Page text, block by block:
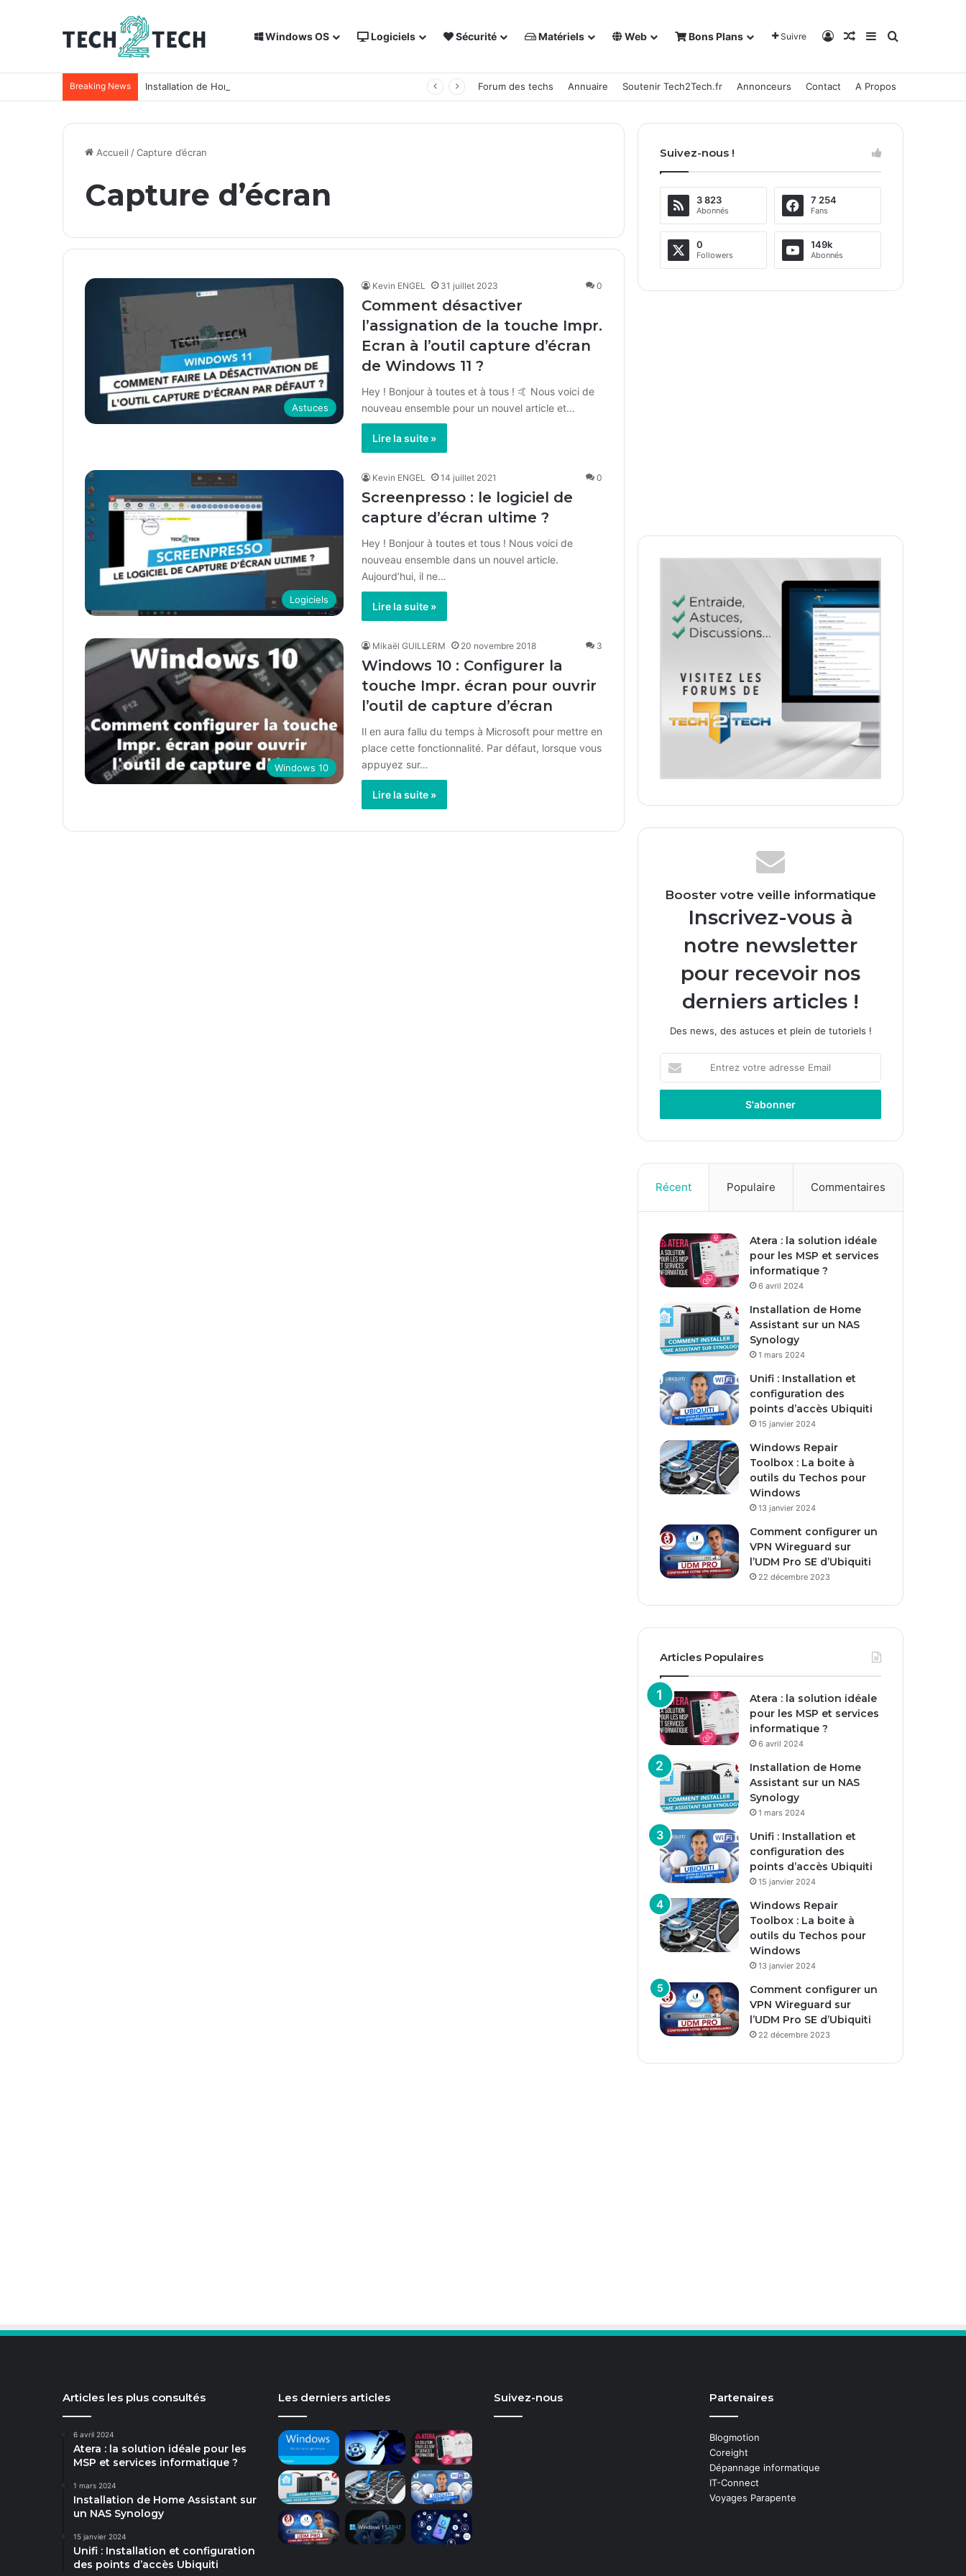
Windows OS Logiciels Sécurité Matériels Web Bons Plans Suivre Connexion
Article Aléatoire
Sidebar (barre
Rechercher
Breaking News Installation de Home Assistant sur un NAS Synology Forum des techs Annuaire Soutenir Tech2Tech.fr Annonceurs Contact A Propos
Accueil /Capture d’écran
Capture d’écran
Astuces
Kevin ENGEL 31 juillet 2023 0
Comment désactiver
l’assignation de la touche Impr.
Ecran à l’outil capture d’écran
de Windows 11 ?
Hey ! Bonjour à toutes et à tous ! 🤙 Nous voici de
nouveau ensemble pour un nouvel article et…
Lire la suite »
Logiciels
Kevin ENGEL 14 juillet 2021 0
Screenpresso : le logiciel de
capture d’écran ultime ?
Hey ! Bonjour à toutes et tous ! Nous voici de
nouveau ensemble dans un nouvel article.
Aujourd’hui, il ne…
Lire la suite »
Windows 10
Mikaël GUILLERM 20 novembre 2018 3
Windows 10 : Configurer la
touche Impr. écran pour ouvrir
l’outil de capture d’écran
Il en aura fallu du temps à Microsoft pour mettre en
place cette fonctionnalité. Par défaut, lorsque vous
appuyez sur…
Lire la suite »
Suivez-nous !
3 823
Abonnés
7 254
Fans
0
Followers
149k
Abonnés
Booster votre veille informatique
Inscrivez-vous à
notre newsletter
pour recevoir nos
derniers articles !
Des news, des astuces et plein de tutoriels !
t
e
o
t
e
d
r
e
s
e
m
i
l
Récent Populaire Commentaires
Atera : la solution idéale
pour les MSP et services
informatique ?
6 avril 2024
Installation de Home
Assistant sur un NAS
Synology
1 mars 2024
Unifi : Installation et
configuration des
points d’accès Ubiquiti
15 janvier 2024
Windows Repair
Toolbox : La boite à
outils du Techos pour
Windows
13 janvier 2024
Comment configurer un
VPN Wireguard sur
l’UDM Pro SE d’Ubiquiti
22 décembre 2023
Articles Populaires
Atera : la solution idéale
pour les MSP et services
informatique ?
6 avril 2024
Installation de Home
Assistant sur un NAS
Synology
1 mars 2024
Unifi : Installation et
configuration des
points d’accès Ubiquiti
15 janvier 2024
Windows Repair
Toolbox : La boite à
outils du Techos pour
Windows
13 janvier 2024
Comment configurer un
VPN Wireguard sur
l’UDM Pro SE d’Ubiquiti
22 décembre 2023
Articles les plus consultés
6 avril 2024
Atera : la solution idéale pour les
MSP et services informatique ?
1 mars 2024
Installation de Home Assistant sur
un NAS Synology
15 janvier 2024
Unifi : Installation et configuration
des points d’accès Ubiquiti
Les derniers articles Suivez-nous Partenaires
Blogmotion
Coreight
Dépannage informatique
IT-Connect
Voyages Parapente